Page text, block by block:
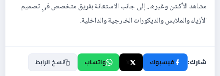
مشاهد الأكشن وغيرها.. إلى جانب الاستعانة بفريق متخصص في تصميم
الأزياء والملابس والديكورات الخارجية والداخلية.
شارك: فيسبوك واتساب نسخ الرابط